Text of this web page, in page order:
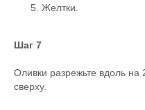
Желтки.
Шаг 7
Оливки разрежьте вдоль на
сверху.